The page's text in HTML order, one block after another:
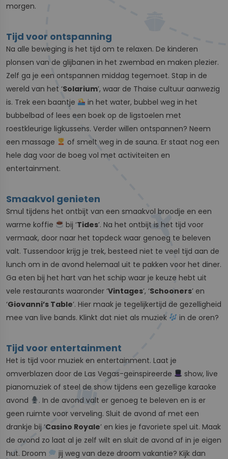
morgen.
Tijd voor ontspanning
Na alle beweging is het tijd om te relaxen. De kinderen
plonsen van de glijbanen in het zwembad en maken plezier.
Zelf ga je een ontspannen middag tegemoet. Stap in de
wereld van het ‘Solarium’, waar de Thaise cultuur aanwezig
is. Trek een baantje
in het water, bubbel weg in het
bubbelbad of lees een boek op de ligstoelen met
roestkleurige ligkussens. Verder willen ontspannen? Neem
een massage
of smelt weg in de sauna. Er staat nog een
hele dag voor de boeg vol met activiteiten en
entertainment.
Smaakvol genieten
Smul tijdens het ontbijt van een smaakvol broodje en een
warme koffie
bij ‘Tides’. Na het ontbijt is het tijd voor
vermaak, door naar het topdeck waar genoeg te beleven
valt. Tussendoor krijg je trek, besteed niet te veel tijd aan de
lunch om in de avond helemaal uit te pakken voor het diner.
Ga eten bij het hart van het schip waar je keuze hebt uit
vele restaurants waaronder ‘Vintages’, ‘Schooners’ en
‘Giovanni’s Table’. Hier maak je tegelijkertijd de gezelligheid
mee van live bands. Klinkt dat niet als muziek
in de oren?
Tijd voor entertainment
Het is tijd voor muziek en entertainment. Laat je
omverblazen door de Las Vegas-geïnspireerde
show, live
pianomuziek of steel de show tijdens een gezellige karaoke
avond
. In de avond valt er genoeg te beleven en is er
geen ruimte voor verveling. Sluit de avond af met een
drankje bij ‘Casino Royale’ en kies je favoriete spel uit. Maak
de avond zo laat al je zelf wilt en sluit de avond af in je eigen
hut. Droom
jij weg van deze droom vakantie? Kijk dan